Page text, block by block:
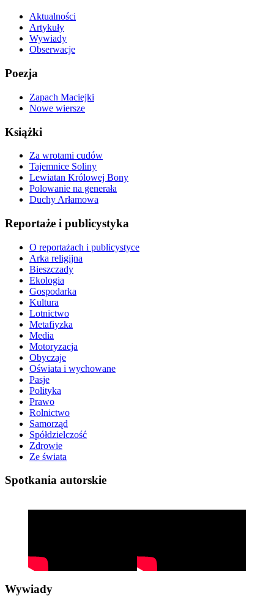
Aktualności
Artykuły
Wywiady
Obserwacje
Poezja
Zapach Maciejki
Nowe wiersze
Książki
Za wrotami cudów
Tajemnice Soliny
Lewiatan Królowej Bony
Polowanie na generała
Duchy Arłamowa
Reportaże i publicystyka
O reportażach i publicystyce
Arka religijna
Bieszczady
Ekologia
Gospodarka
Kultura
Lotnictwo
Metafiyzka
Media
Motoryzacja
Obyczaje
Oświata i wychowane
Pasje
Polityka
Prawo
Rolnictwo
Samorząd
Spółdzielczość
Zdrowie
Ze świata
Spotkania autorskie
Wywiady